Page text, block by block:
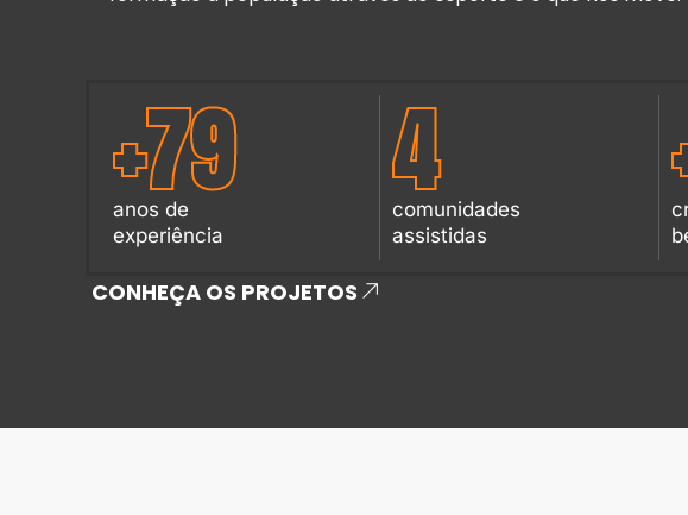
anos de
experiência
+79
comunidades
assistidas
4
CONHEÇA OS PROJETOS